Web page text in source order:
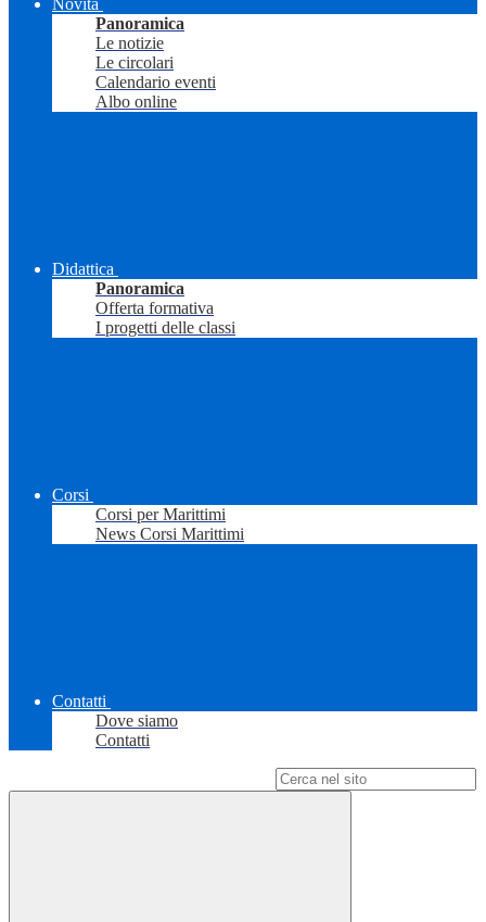
Novità
Panoramica
Le notizie
Le circolari
Calendario eventi
Albo online
Didattica
Panoramica
Offerta formativa
I progetti delle classi
Corsi
Corsi per Marittimi
News Corsi Marittimi
Contatti
Dove siamo
Contatti